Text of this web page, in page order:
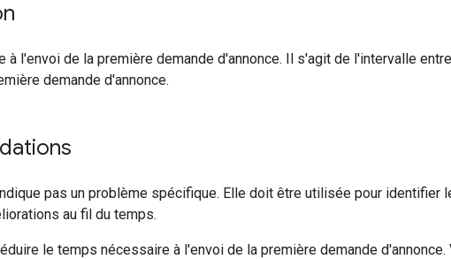
à l'envoi de la première demande d'annonce. Il s'agit de l'intervalle
demande d'annonce.
pas un problème spécifique. Elle doit être utilisée pour identifier
au fil du temps.
le temps nécessaire à l'envoi de la première demande